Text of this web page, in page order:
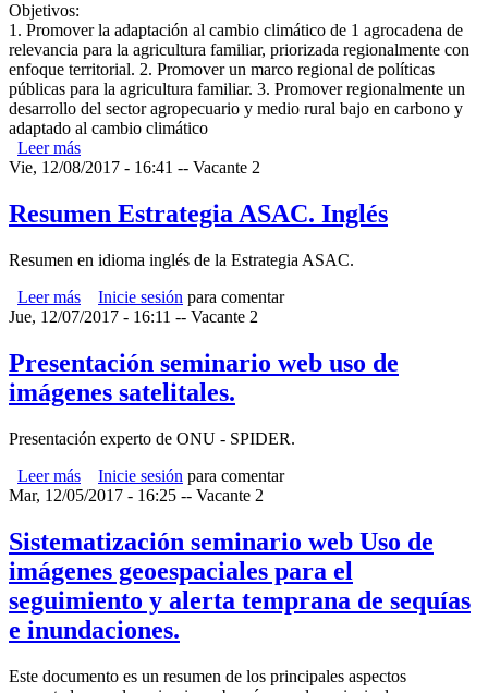
Objetivos:
1. Promover la adaptación al cambio climático de 1 agrocadena de
relevancia para la agricultura familiar, priorizada regionalmente con
enfoque territorial. 2. Promover un marco regional de políticas
públicas para la agricultura familiar. 3. Promover regionalmente un
desarrollo del sector agropecuario y medio rural bajo en carbono y
adaptado al cambio climático
Leer más
inclusión de agricultura familiar, con enfoque de
la ECADERT”.
Vie, 12/08/2017 - 16:41 -- Vacante 2
Resumen Estrategia ASAC. Inglés
Resumen en idioma inglés de la Estrategia ASAC.
Leer más sobre Resumen Estrategia ASAC. Inglés
Inicie sesión para comentar
Jue, 12/07/2017 - 16:11 -- Vacante 2
Presentación seminario web uso de
imágenes satelitales.
Presentación experto de ONU - SPIDER.
Leer más sobre Presentación seminario web uso de imágenes
satelitales.
Inicie sesión para comentar
Mar, 12/05/2017 - 16:25 -- Vacante 2
Sistematización seminario web Uso de
imágenes geoespaciales para el
seguimiento y alerta temprana de sequías
e inundaciones.
Este documento es un resumen de los principales aspectos